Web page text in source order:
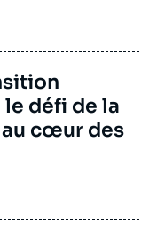
le défi de la
cœur des